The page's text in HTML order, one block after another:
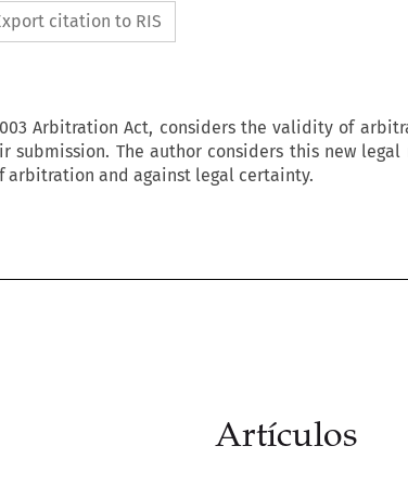
citation to RIS
Arbitration Act, considers the validity of
submission. The author considers this new legal
arbitration and against legal certainty.
